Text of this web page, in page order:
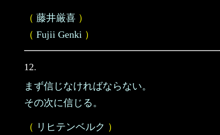
（ 藤井厳喜 ）
（ Fujii Genki ）
12.
まず信じなければならない。
その次に信じる。
（ リヒテンベルク ）